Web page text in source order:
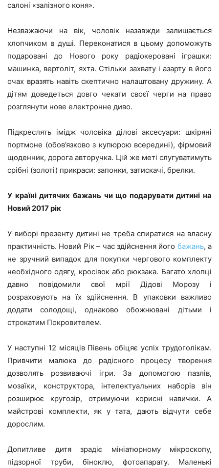
салоні «залізного коня».
Незважаючи на вік, чоловік назавжди залишається
хлопчиком в душі. Переконатися в цьому допоможуть
подаровані до Нового року радіокеровані іграшки:
машинка, вертоліт, яхта. Стільки захвату і азарту в його
очах вразять навіть скептично налаштовану дружину. А
дітям доведеться довго чекати своєї черги на право
розглянути нове електронне диво.
Підкреслять імідж чоловіка ділові аксесуари: шкіряні
портмоне (обов’язково з купюрою всередині), фірмовий
щоденник, дорога авторучка. Цій же меті слугуватимуть
срібні (золоті) прикраси: запонки, затискачі, брелки.
У країні дитячих бажань чи що подарувати дитині на
Новий 2017 рік
У виборі презенту дитині не треба спиратися на власну
практичність. Новий Рік – час здійснення його бажань, а
не зручний випадок для покупки чергового комплекту
необхідного одягу, кросівок або рюкзака. Багато хлопці
давно повідомили свої мрії Дідові Морозу і
розраховують на їх здійснення. В упаковки важливо
додати солодощі, однаково обожнювані дітьми і
строкатим Покровителем.
У наступні 12 місяців Півень обіцяє успіх трудоголікам.
Привчити малюка до радісного процесу творення
дозволять розвиваючі ігри. За допомогою пазлів,
мозаїки, конструктора, інтелектуальних наборів він
розширює кругозір, отримуючи корисні навички. А
майстрові комплекти, як у тата, дають відчути себе
дорослим.
Допитливе дитя зрадіє мініатюрному мікроскопу,
підзорної труби, біноклю, фотоапарату. Маленькі